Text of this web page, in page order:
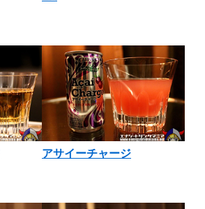
アサイーチャージ